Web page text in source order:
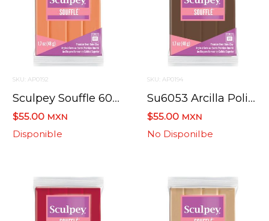
SKU: AP0192
Sculpey Souffle 6033 Calabaza / Pumpkin 48.2 Grs.
$55.00 MXN
Disponible
SKU: AP0194
Su6053 Arcilla Polimerica Sculpey Souffle Vaquero
$55.00 MXN
No Disponilbe